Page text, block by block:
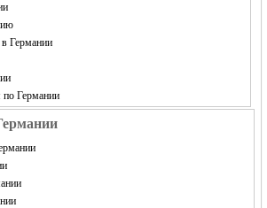
Германии
Германии